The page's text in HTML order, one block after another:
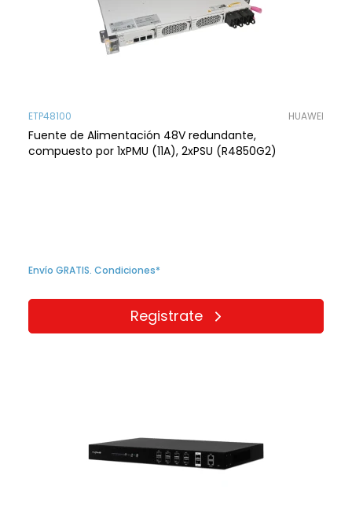
ETP48100 HUAWEI
Fuente de Alimentación 48V redundante,
compuesto por 1xPMU (11A), 2xPSU (R4850G2)
Envío GRATIS. Condiciones*
Registrate